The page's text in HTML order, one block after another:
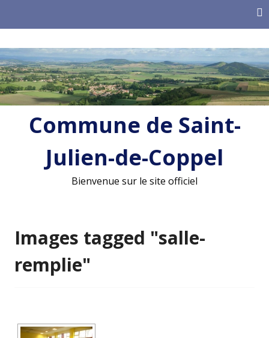
Commune de Saint-
Julien-de-Coppel
Bienvenue sur le site officiel
Images tagged "salle-
remplie"